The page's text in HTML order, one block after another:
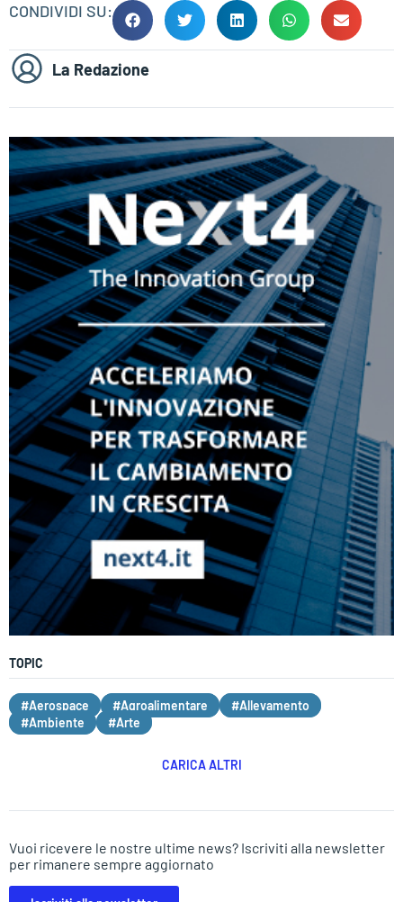
CONDIVIDI SU:
La Redazione
TOPIC
#Aerospace #Agroalimentare
#Allevamento
#Ambiente
#Arte
CARICA ALTRI
Vuoi ricevere le nostre ultime news? Iscriviti alla newsletter
per rimanere sempre aggiornato